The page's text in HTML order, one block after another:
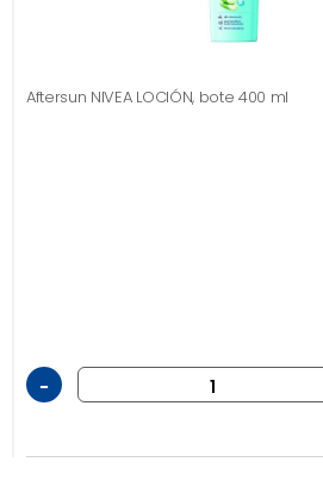
Aftersun NIVEA LOCIÓN, bote 400 ml
-